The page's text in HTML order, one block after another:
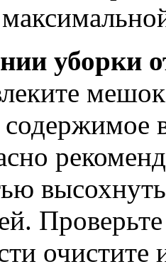
уборки
очистите